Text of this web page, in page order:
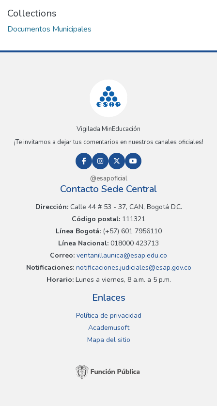
Collections
Documentos Municipales
Vigilada MinEducación
¡Te invitamos a dejar tus comentarios en nuestros canales oficiales!
@esapoficial
Contacto Sede Central
Dirección:Calle 44 # 53 - 37, CAN, Bogotá D.C.
Código postal: 111321
Línea Bogotá:(+57) 601 7956110
Línea Nacional: 018000 423713
Correo: ventanillaunica@esap.edu.co
Notificaciones:notificaciones.judiciales@esap.gov.co
Horario:Lunes a viernes, 8 a.m. a 5 p.m.
Enlaces
Política de privacidad
Academusoft
Mapa del sitio